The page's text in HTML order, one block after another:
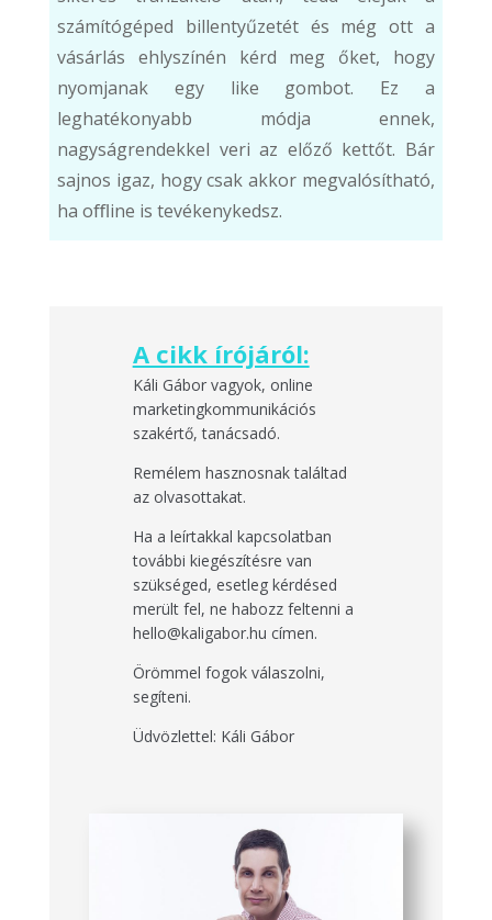
számítógéped billentyűzetét és még ott a
vásárlás ehlyszínén kérd meg őket, hogy
nyomjanak egy like gombot. Ez a
leghatékonyabb módja ennek,
nagyságrendekkel veri az előző kettőt. Bár
sajnos igaz, hogy csak akkor megvalósítható,
ha oﬄine is tevékenykedsz.
A cikk írójáról:
Káli Gábor vagyok, online
marketingkommunikációs
szakértő, tanácsadó.
Remélem hasznosnak találtad
az olvasottakat.
Ha a leírtakkal kapcsolatban
további kiegészítésre van
szükséged, esetleg kérdésed
merült fel, ne habozz feltenni a
hello@kaligabor.hu címen.
Örömmel fogok válaszolni,
segíteni.
Üdvözlettel: Káli Gábor